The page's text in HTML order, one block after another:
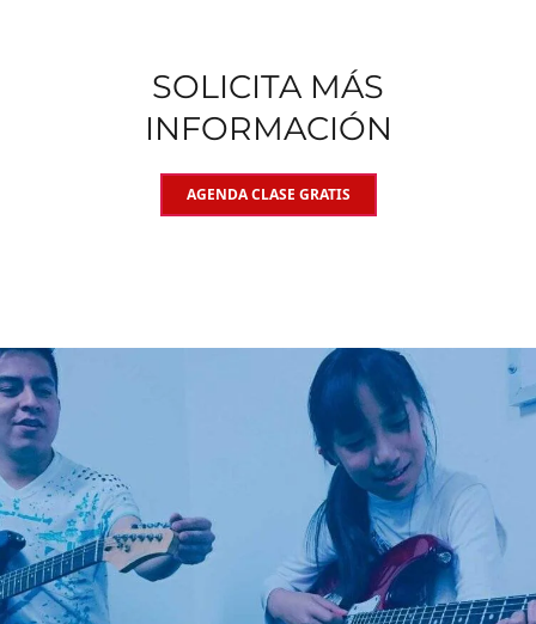
SOLICITA MÁS
INFORMACIÓN
AGENDA CLASE GRATIS